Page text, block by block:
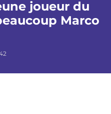
joueur du
Marco